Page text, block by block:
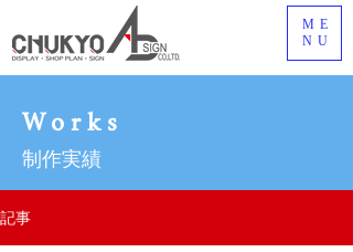
ME
NU
制作実績
Works
記事